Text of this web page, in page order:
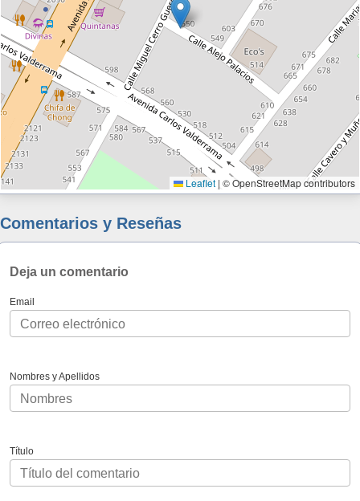
Leaflet | © OpenStreetMap contributors
Comentarios y Reseñas
Deja un comentario
Email
Nombres y Apellidos
Título